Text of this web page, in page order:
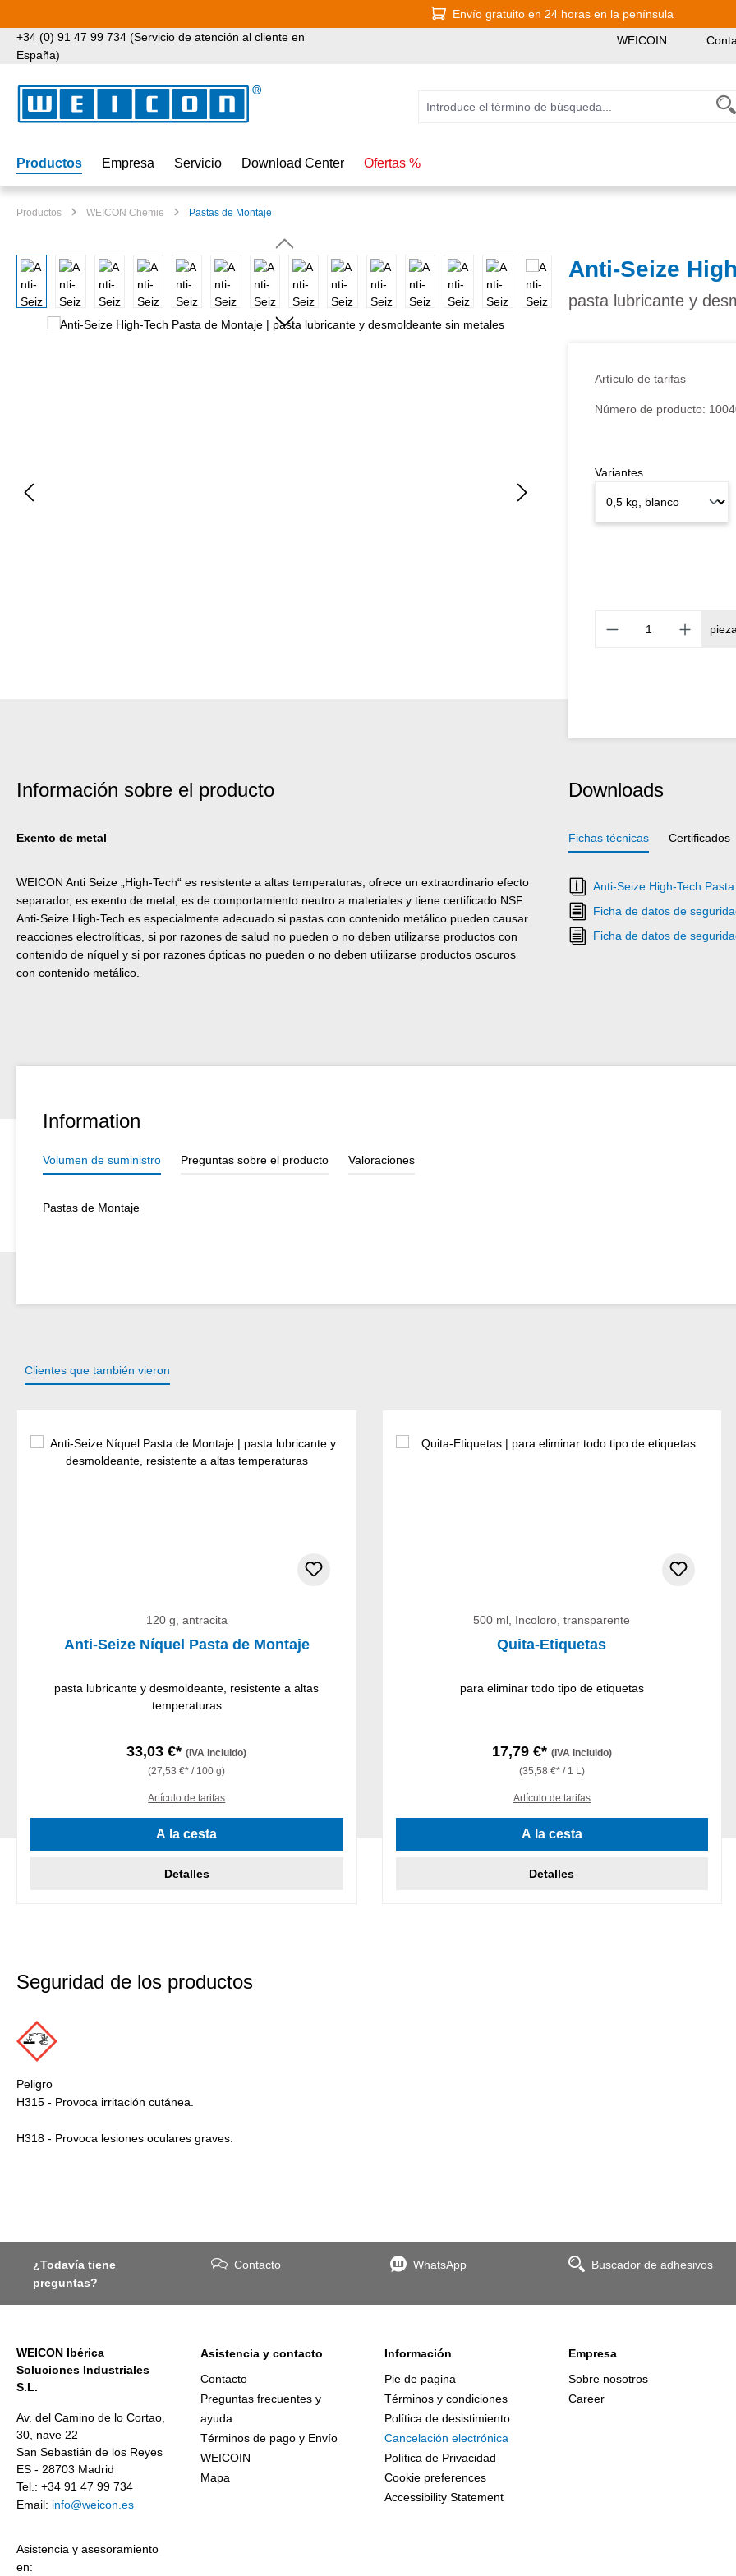
Envío gratuito en 24 horas en la península
+34 (0) 91 47 99 734 (Servicio de atención al cliente en
España)
WEICOIN
Productos Empresa Servicio Download Center Ofertas %
Productos WEICON Chemie Pastas de Montaje
Omitir galería de imágenes Anti-Seize
pasta lubricante y
Artículo de tarifas
Número de producto:
Variantes
pieza
Información sobre el producto
Exento de metal
WEICON Anti Seize „High-Tech“ es resistente a altas temperaturas, ofrece un extraordinario efecto
separador, es exento de metal, es de comportamiento neutro a materiales y tiene certificado NSF.
Anti-Seize High-Tech es especialmente adecuado si pastas con contenido metálico pueden causar
reacciones electrolíticas, si por razones de salud no pueden o no deben utilizarse productos con
contenido de níquel y si por razones ópticas no pueden o no deben utilizarse productos oscuros
con contenido metálico.
Downloads
Fichas técnicas Certificados
Anti-Seize High-Tech
Ficha de datos de
Ficha de datos de
Information
Volumen de suministro Preguntas sobre el producto Valoraciones
Pastas de Montaje
Clientes que también vieron
120 g, antracita
Anti-Seize Níquel Pasta de Montaje
pasta lubricante y desmoldeante, resistente a altas
temperaturas
33,03 €*(IVA incluido)
(27,53 €* / 100 g)
Artículo de tarifas
A la cesta
Detalles
500 ml, Incoloro, transparente
Quita-Etiquetas
para eliminar todo tipo de etiquetas
17,79 €* (IVA incluido)
(35,58 €* / 1 L)
Artículo de tarifas
A la cesta
Detalles
Seguridad de los productos
Peligro
H315 - Provoca irritación cutánea.
H318 - Provoca lesiones oculares graves.
¿Todavía tiene
preguntas?
Contacto WhatsApp Buscador de adhesivos
WEICON Ibérica
Soluciones Industriales
S.L.
Av. del Camino de lo Cortao,
30, nave 22
San Sebastián de los Reyes
ES - 28703 Madrid
Tel.: +34 91 47 99 734
Email: info@weicon.es
Asistencia y asesoramiento
en:
Asistencia y contacto
Contacto
Preguntas frecuentes y
ayuda
Términos de pago y Envío
WEICOIN
Mapa
Información
Pie de pagina
Términos y condiciones
Política de desistimiento
Cancelación electrónica
Política de Privacidad
Cookie preferences
Accessibility Statement
Empresa
Sobre nosotros
Career